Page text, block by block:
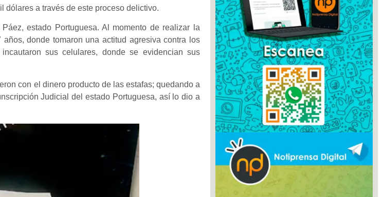
dólares a través de este proceso delictivo.
estado Portuguesa. Al momento de realizar la
donde tomaron una actitud agresiva contra los
sus celulares, donde se evidencian sus
con el dinero producto de las estafas; quedando a
Judicial del estado Portuguesa, así lo dio a